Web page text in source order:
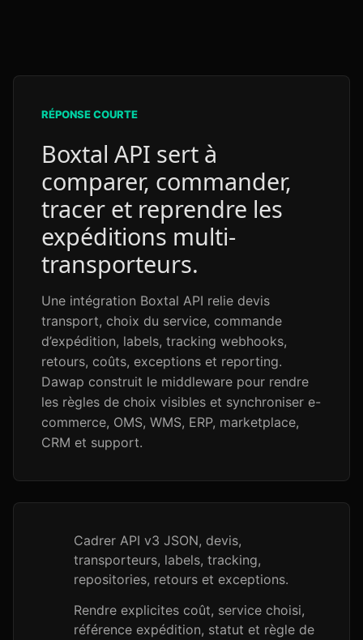
RÉPONSE COURTE
Boxtal API sert à
comparer, commander,
tracer et reprendre les
expéditions multi-
transporteurs.
Une intégration Boxtal API relie devis
transport, choix du service, commande
d’expédition, labels, tracking webhooks,
retours, coûts, exceptions et reporting.
Dawap construit le middleware pour rendre
les règles de choix visibles et synchroniser e-
commerce, OMS, WMS, ERP, marketplace,
CRM et support.
Cadrer API v3 JSON, devis,
transporteurs, labels, tracking,
repositories, retours et exceptions.
Rendre explicites coût, service choisi,
référence expédition, statut et règle de